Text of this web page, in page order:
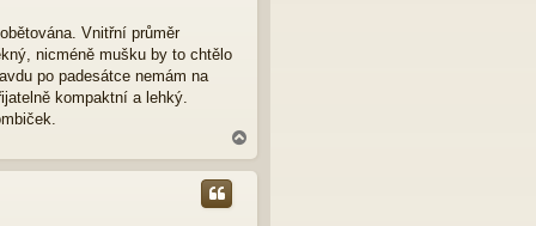
Vnitřní průměr
nicméně mušku by to chtělo
po padesátce nemám na
kompaktní a lehký.
a
h